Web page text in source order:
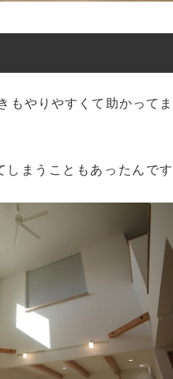
もやりやすくて助かってま
まうこともあったんです